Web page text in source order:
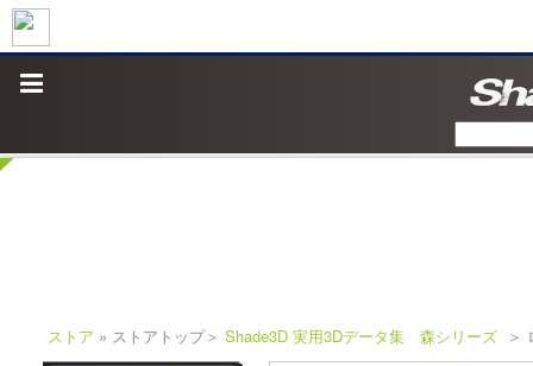
ストア » ストアトップ＞ Shade3D 実用3Dデータ集 森シリーズ ＞